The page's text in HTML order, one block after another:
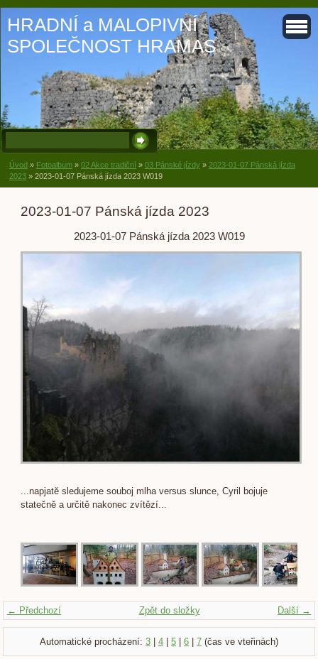
HRADNÍ a MALOPIVNÍ
SPOLEČNOST HRAMAS
Úvod » Fotoalbum » 02 Akce tradiční » 03 Pánské jízdy » 2023-01-07 Pánská jízda
2023 » 2023-01-07 Pánská jízda 2023 W019
2023-01-07 Pánská jízda 2023
2023-01-07 Pánská jízda 2023 W019
...napjatě sledujeme souboj mlha versus slunce, Cyril bojuje
statečně a určitě nakonec zvítězí...
← Předchozí Další →
Zpět do složky
Automatické procházení: 3 | 4 | 5 | 6 | 7 (čas ve vteřinách)